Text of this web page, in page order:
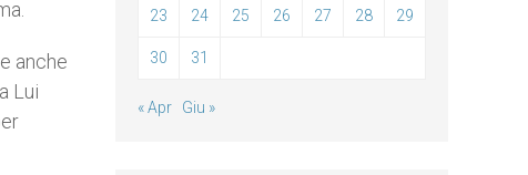
anche
Lui
23 24 25 26 27 28 29
30 31
« Apr Giu »